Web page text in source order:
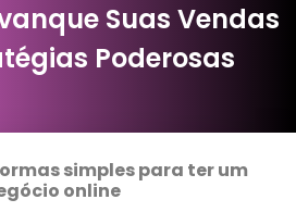
Suas Vendas
Poderosas
simples para ter um
online